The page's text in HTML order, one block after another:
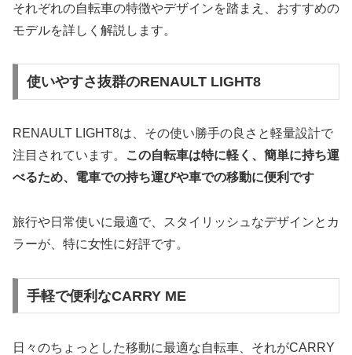
それぞれの自転車の特徴やデザインを踏まえ、おすすめの
モデルを詳しく解説します。
使いやすさ抜群のRENAULT LIGHT8
RENAULT LIGHT8は、その使い勝手の良さと軽量設計で
注目されています。
この自転車は特に軽く、簡単に持ち運
べるため、電車での持ち運びや車での移動に便利です
旅行や日常使いに最適で、スタイリッシュなデザインとカ
ラーが、特に女性に好評です。
手軽で便利なCARRY ME
日々のちょっとした移動に最適な自転車、それがCARRY